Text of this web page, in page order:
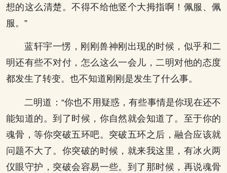
想的这么清楚。不得不给他竖个大拇指啊！佩服、佩
服。”
蓝轩宇一愣，刚刚兽神刚出现的时候，似乎和二
明还有些不对付，怎么这么一会儿，二明对他的态度
都发生了转变。也不知道刚刚是发生了什么事。
二明道：“你也不用疑惑，有些事情是你现在还不
能知道的。到了时候，你自然就会知道了。至于你的
魂骨，等你突破五环吧。突破五环之后，融合应该就
问题不大了。你突破的时候，就来我这里，有冰火两
仪眼守护，突破会容易一些。到了那时候，再说魂骨